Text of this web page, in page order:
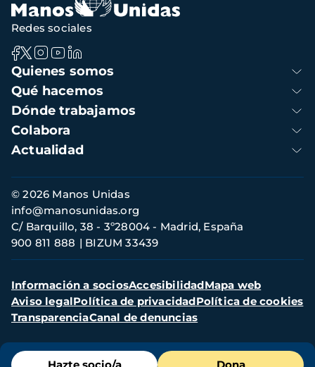
Menú
Navegación
principal
Quienes somos
Qué hacemos
Dónde trabajamos
Colabora
Actualidad
Redes sociales
Información
de
contacto
© 2026 Manos Unidas
C/ Barquillo, 38 - 3º28004 - Madrid, España
900 811 888
BIZUM 33439
info@manosunidas.org
Menú
secundario
Información a sociosAccesibilidadMapa web
Aviso legalPolítica de privacidadPolítica de cookies
TransparenciaCanal de denuncias